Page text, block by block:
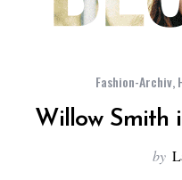
Fashion-Archiv,
Willow Smith
by